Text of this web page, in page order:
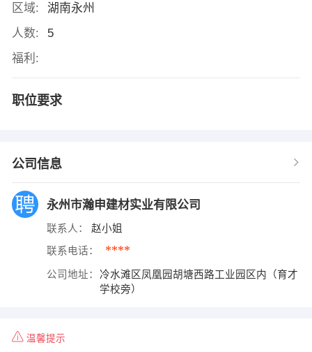
区域:
湖南永州
人数:
5
福利:
职位要求
公司信息
永州市瀚申建材实业有限公司
联系人： 赵小姐
联系电话： ****
公司地址：
冷水滩区凤凰园胡塘西路工业园区内（育才
学校旁）
温馨提示